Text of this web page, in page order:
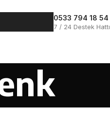
0533 794 18 54
7 / 24 Destek Hattı